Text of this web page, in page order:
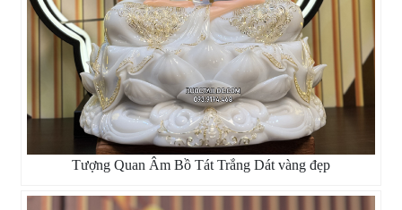
Tượng Quan Âm Bồ Tát Trắng Dát vàng đẹp